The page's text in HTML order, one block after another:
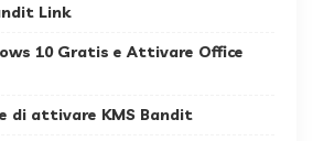
Link
10 Gratis e Attivare Office
di attivare KMS Bandit